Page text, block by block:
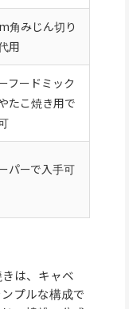
角みじん切り
用
フードミック
たこ焼き用で
パーで入手可
は、キャベ
プルな構成で